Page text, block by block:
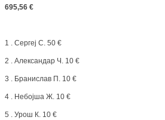
695,56 €
1 . Сергеј С. 50 €
2 . Александар Ч. 10 €
3 . Бранислав П. 10 €
4 . Небојша Ж. 10 €
5 . Урош К. 10 €